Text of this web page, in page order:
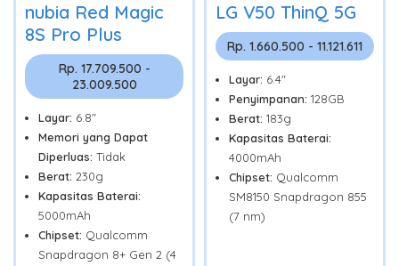
nubia Red Magic
8S Pro Plus
Rp. 17.709.500 -
23.009.500
Layar: 6.8"
Memori yang Dapat
Diperluas: Tidak
Berat: 230g
Kapasitas Baterai:
5000mAh
Chipset: Qualcomm
Snapdragon 8+ Gen 2 (4
LG V50 ThinQ 5G
Rp. 1.660.500 - 11.121.611
Layar: 6.4"
Penyimpanan: 128GB
Berat: 183g
Kapasitas Baterai:
4000mAh
Chipset: Qualcomm
SM8150 Snapdragon 855
(7 nm)